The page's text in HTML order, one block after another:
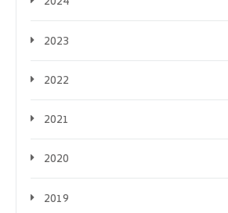
2023
2022
2021
2020
2019